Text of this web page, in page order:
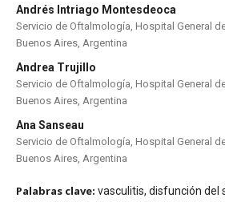
Andrés Intriago Montesdeoca
Servicio de Oftalmología, Hospital General
Buenos Aires, Argentina
Andrea Trujillo
Servicio de Oftalmología, Hospital General
Buenos Aires, Argentina
Ana Sanseau
Servicio de Oftalmología, Hospital General
Buenos Aires, Argentina
Palabras clave: vasculitis, disfunción del